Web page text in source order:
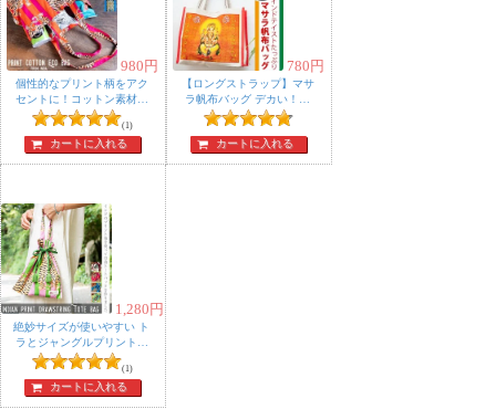
個性的なプリント柄をアク
セントに！コットン素材の
シンプルエコバッグ
980 円
(1)
カートに入れる
【ロングストラップ】マサ
ラ帆布バッグ デカい！頑
丈！便利！！
780 円
カートに入れる
絶妙サイズが使いやすい ト
ラとジャングルプリントの
巾着トートバッグ
1,280 円
(1)
カートに入れる